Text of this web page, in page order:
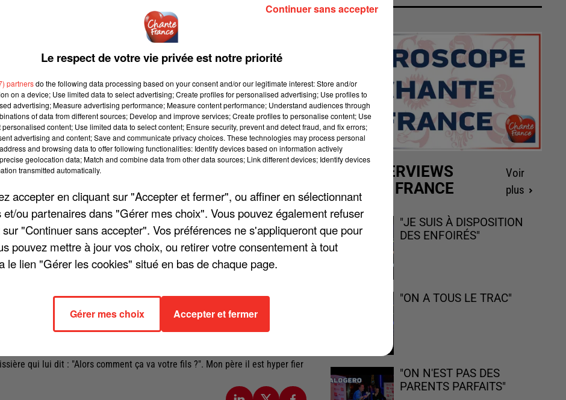
ça, Calogero est venu répondre aux questions de Nikos Aliagas dans
proposé de revoir un hommage rendu à ses parents sur la scène de
racine ». Calogero a ensuite raconté un épisode de sa vie : il s'est retrouvé
: « Je me rappelle qu'il ne m'a pas parlé, il était resté dans le salon,
semaine après, je montais mon groupe, les Charts. Il m'a pardonné tout de
« Ils sont fiers qu'on leur parle de leurs enfants, ça leur fait plaisir. Mon
qui lui dit : "Alors comment ça va votre fils ?". Mon père il est hyper fier
LES INTERVIEWS
CHANTE FRANCE
Voir
plus
"JE SUIS À DISPOSITION
DES ENFOIRÉS"
"ON A TOUS LE TRAC"
"ON N'EST PAS DES
PARENTS PARFAITS"
Le respect de votre vie privée est notre priorité
partnersdo the following data processing based on your consent and/or our legitimate interest: Store and/or
on a device; Use limited data to select advertising; Create profiles for personalised advertising; Use profiles to
advertising; Measure advertising performance; Measure content performance; Understand audiences through
of data from different sources; Develop and improve services; Create profiles to personalise content; Use
content; Use limited data to select content; Ensure security, prevent and detect fraud, and fix errors;
advertising and content; Save and communicate privacy choices. These technologies may process personal
and browsing data to offer following functionalities: Identify devices based on information actively
geolocation data; Match and combine data from other data sources; Link different devices; Identify devices
transmitted automatically.
accepter en cliquant sur "Accepter et fermer", ou affiner en sélectionnant
et/ou partenaires dans "Gérer mes choix". Vous pouvez également refuser
"Continuer sans accepter". Vos préférences ne s'appliqueront que pour
pouvez mettre à jour vos choix, ou retirer votre consentement à tout
le lien "Gérer les cookies" situé en bas de chaque page.
Gérer mes choix Accepter et fermer
Continuer sans accepter